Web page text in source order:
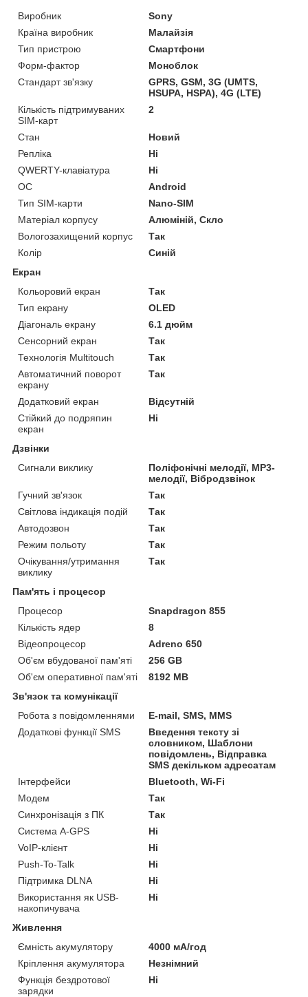
Виробник
Sony
Країна виробник
Малайзія
Тип пристрою
Смартфони
Форм-фактор
Моноблок
Стандарт зв'язку
GPRS, GSM, 3G (UMTS,
HSUPA, HSPA), 4G (LTE)
Кількість підтримуваних
SIM-карт
2
Стан
Новий
Репліка
Ні
QWERTY-клавіатура
Ні
ОС
Android
Тип SIM-карти
Nano-SIM
Матеріал корпусу
Алюміній, Скло
Вологозахищений корпус
Так
Колір
Синій
Екран
Кольоровий екран
Так
Тип екрану
OLED
Діагональ екрану
6.1 дюйм
Сенсорний екран
Так
Технологія Multitouch
Так
Автоматичний поворот
екрану
Так
Додатковий екран
Відсутній
Стійкий до подряпин
екран
Ні
Дзвінки
Сигнали виклику
Поліфонічні мелодії, MP3-
мелодії, Вібродзвінок
Гучний зв'язок
Так
Світлова індикація подій
Так
Автодозвон
Так
Режим польоту
Так
Очікування/утримання
виклику
Так
Пам'ять і процесор
Процесор
Snapdragon 855
Кількість ядер
8
Відеопроцесор
Adreno 650
Об'єм вбудованої пам'яті
256 GB
Об'єм оперативної пам'яті
8192 MB
Зв'язок та комунікації
Робота з повідомленнями
E-mail, SMS, MMS
Додаткові функції SMS
Введення тексту зі
словником, Шаблони
повідомлень, Відправка
SMS декільком адресатам
Інтерфейси
Bluetooth, Wi-Fi
Модем
Так
Синхронізація з ПК
Так
Система A-GPS
Ні
VoIP-клієнт
Ні
Push-To-Talk
Ні
Підтримка DLNA
Ні
Використання як USB-
накопичувача
Ні
Живлення
Ємність акумулятору
4000 мА/год
Кріплення акумулятора
Незнімний
Функція бездротової
зарядки
Ні